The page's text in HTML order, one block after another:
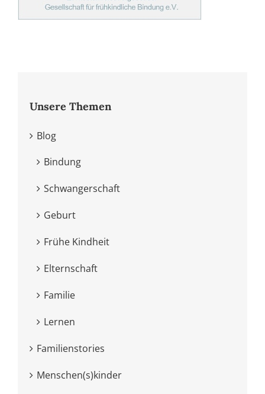
Unsere Themen
Blog
Bindung
Schwangerschaft
Geburt
Frühe Kindheit
Elternschaft
Familie
Lernen
Familienstories
Menschen(s)kinder